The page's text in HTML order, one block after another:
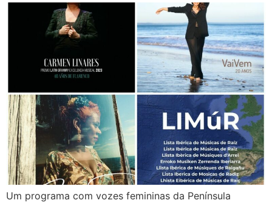
Um programa com vozes femininas da Península